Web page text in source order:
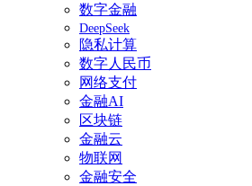
数字金融
DeepSeek
隐私计算
数字人民币
网络支付
金融AI
区块链
金融云
物联网
金融安全